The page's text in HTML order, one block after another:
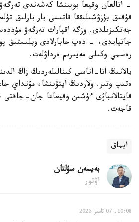
- اتالعان وقيعا بويىنشا كەشەندى
قۇقىق بۇزۋشىلىققا قاتىسى بار بارلىق
جەتكىزىلدى. وزگە اقپارات تەرگەۋ
جاتپايدى، - دەپ حابارلادى وبلىستىق
رەسمي وكىلى مەيىرىم ەرداۋلەت.
بالانىڭ اتا-اناسى كىنالىلەردىڭ زاڭ
ەتىپ وتىر. ولاردىڭ ايتۋىنشا، مۇنداي
قايتالانباۋى ءۇشىن وقيعاعا جان-جاقتى
قاجەت.
ايماق
بەيسەن سۇلتان
اۆتور
10:08, 07 تامىز 2026